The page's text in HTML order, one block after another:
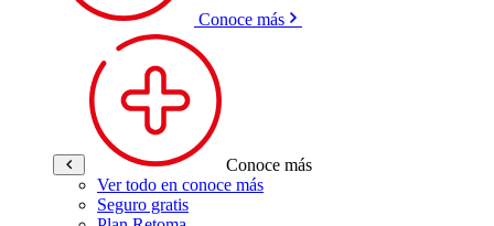
Conoce más
Conoce más
Ver todo en conoce más
Seguro gratis